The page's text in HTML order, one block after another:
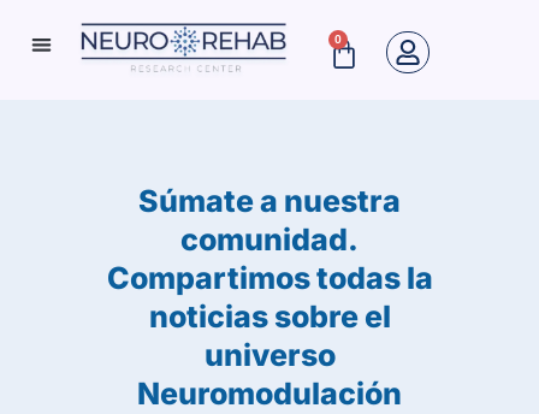
0
Cart
Súmate a nuestra
comunidad.
Compartimos todas la
noticias sobre el
universo
Neuromodulación